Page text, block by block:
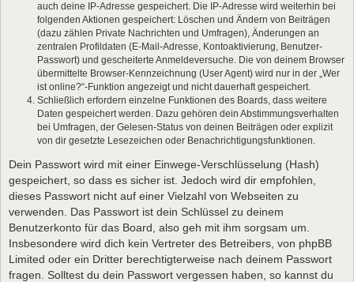
auch deine IP-Adresse gespeichert. Die IP-Adresse wird weiterhin bei
folgenden Aktionen gespeichert: Löschen und Ändern von Beiträgen
(dazu zählen Private Nachrichten und Umfragen), Änderungen an
zentralen Profildaten (E-Mail-Adresse, Kontoaktivierung, Benutzer-
Passwort) und gescheiterte Anmeldeversuche. Die von deinem Browser
übermittelte Browser-Kennzeichnung (User Agent) wird nur in der „Wer
ist online?“-Funktion angezeigt und nicht dauerhaft gespeichert.
Schließlich erfordern einzelne Funktionen des Boards, dass weitere
Daten gespeichert werden. Dazu gehören dein Abstimmungsverhalten
bei Umfragen, der Gelesen-Status von deinen Beiträgen oder explizit
von dir gesetzte Lesezeichen oder Benachrichtigungsfunktionen.
Dein Passwort wird mit einer Einwege-Verschlüsselung (Hash)
gespeichert, so dass es sicher ist. Jedoch wird dir empfohlen,
dieses Passwort nicht auf einer Vielzahl von Webseiten zu
verwenden. Das Passwort ist dein Schlüssel zu deinem
Benutzerkonto für das Board, also geh mit ihm sorgsam um.
Insbesondere wird dich kein Vertreter des Betreibers, von phpBB
Limited oder ein Dritter berechtigterweise nach deinem Passwort
fragen. Solltest du dein Passwort vergessen haben, so kannst du